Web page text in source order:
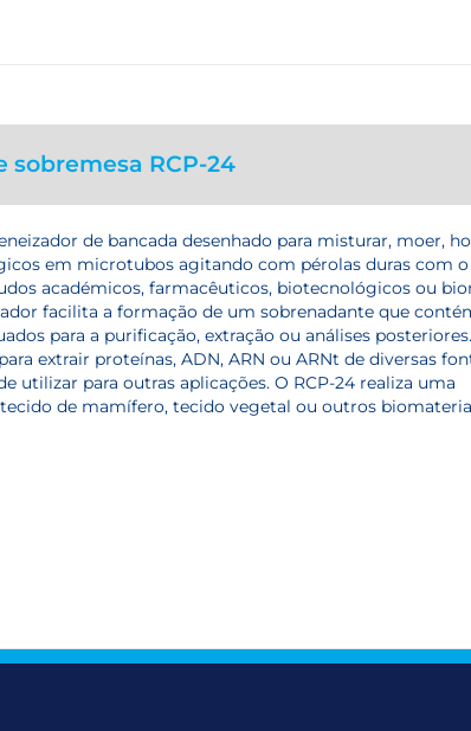
sobremesa RCP-24
de bancada desenhado para misturar, moer,
em microtubos agitando com pérolas duras com
académicos, farmacêuticos, biotecnológicos ou
facilita a formação de um sobrenadante que
para a purificação, extração ou análises posteriores.
extrair proteínas, ADN, ARN ou ARNt de diversas
utilizar para outras aplicações. O RCP-24 realiza uma
de mamífero, tecido vegetal ou outros